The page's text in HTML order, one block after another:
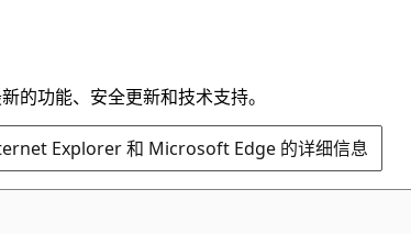
功能、安全更新和技术支持。
Explorer 和 Microsoft Edge 的详细信息